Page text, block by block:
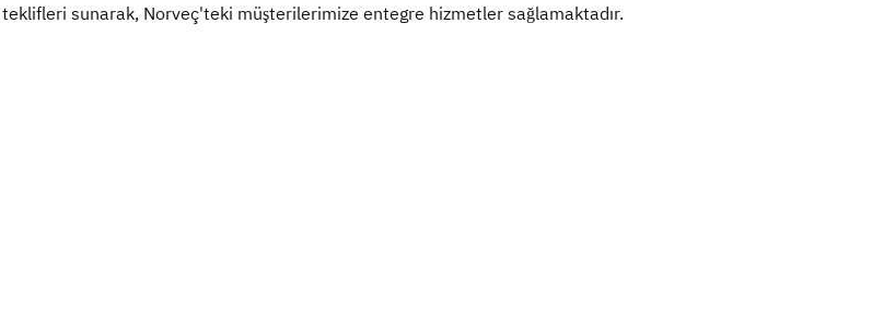
sunarak, Norveç'teki müşterilerimize entegre hizmetler sağlamaktadır.